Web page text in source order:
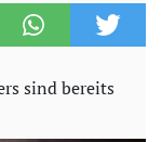
sind bereits